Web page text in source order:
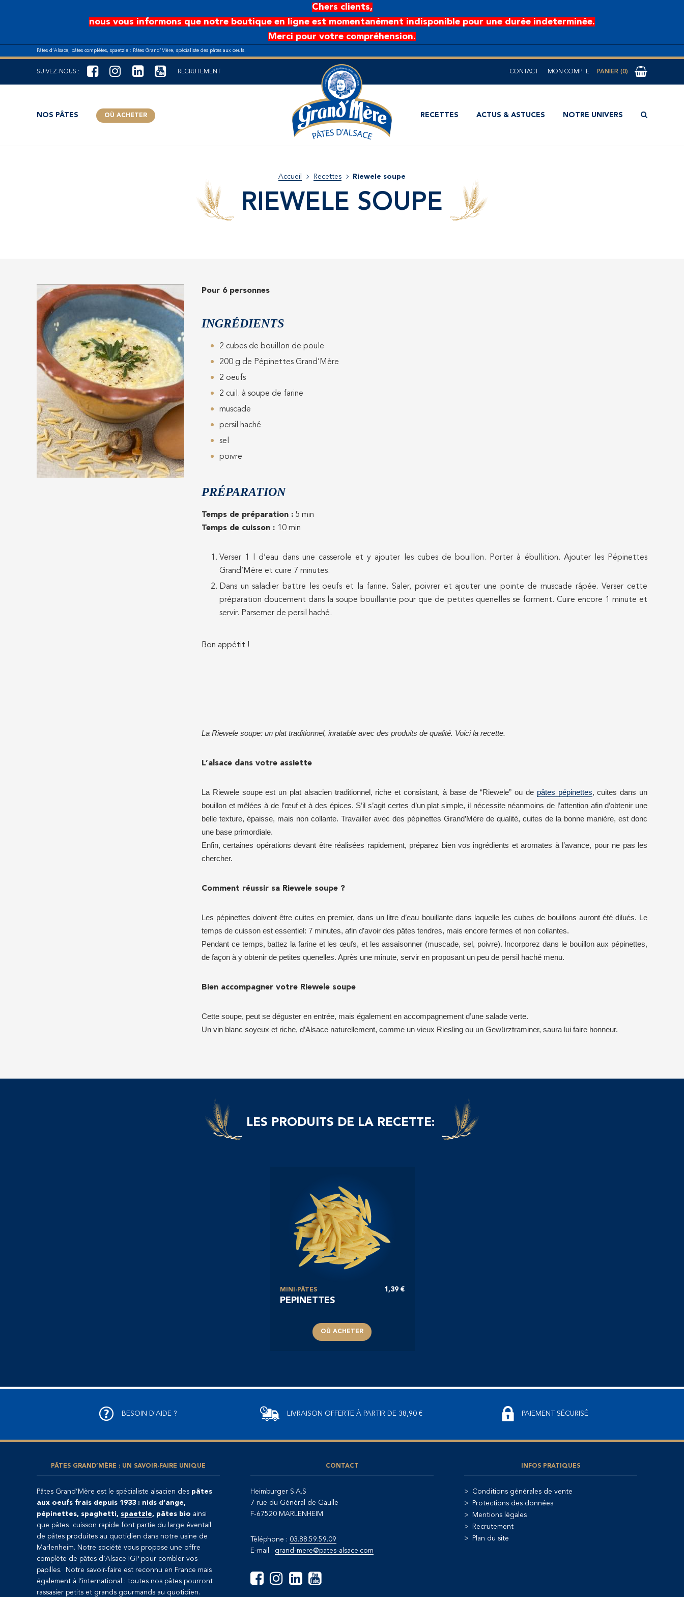
Chers clients,
nous vous informons que notre boutique en ligne est momentanément indisponible pour une durée indeterminée.
Merci pour votre compréhension.
Pâtes d’Alsace, pâtes complètes, spaetzle : Pâtes Grand’Mère, spécialiste des pâtes aux oeufs.
SUIVEZ-NOUS : RECRUTEMENT CONTACT MON COMPTE 0
NOS PÂTES OÙ ACHETER RECETTES ACTUS & ASTUCES NOTRE UNIVERS
Accueil Recettes Riewele soupe
RIEWELE SOUPE
Pour 6 personnes
INGRÉDIENTS
2 cubes de bouillon de poule
200 g de Pépinettes Grand’Mère
2 oeufs
2 cuil. à soupe de farine
muscade
persil haché
sel
poivre
PRÉPARATION
Temps de préparation : 5 min
Temps de cuisson : 10 min
Verser 1 l d’eau dans une casserole et y ajouter les cubes de bouillon. Porter à ébullition. Ajouter les Pépinettes
Grand’Mère et cuire 7 minutes.
Dans un saladier battre les oeufs et la farine. Saler, poivrer et ajouter une pointe de muscade râpée. Verser cette
préparation doucement dans la soupe bouillante pour que de petites quenelles se forment. Cuire encore 1 minute et
servir. Parsemer de persil haché.
Bon appétit !
La Riewele soupe: un plat traditionnel, inratable avec des produits de qualité. Voici la recette.
L’alsace dans votre assiette
La Riewele soupe est un plat alsacien traditionnel, riche et consistant, à base de “Riewele” ou de pâtes pépinettes, cuites dans un
bouillon et mêlées à de l’œuf et à des épices. S’il s’agit certes d’un plat simple, il nécessite néanmoins de l’attention afin d’obtenir une
belle texture, épaisse, mais non collante. Travailler avec des pépinettes Grand’Mère de qualité, cuites de la bonne manière, est donc
une base primordiale.
Enfin, certaines opérations devant être réalisées rapidement, préparez bien vos ingrédients et aromates à l’avance, pour ne pas les
chercher.
Comment réussir sa Riewele soupe ?
Les pépinettes doivent être cuites en premier, dans un litre d’eau bouillante dans laquelle les cubes de bouillons auront été dilués. Le
temps de cuisson est essentiel: 7 minutes, afin d’avoir des pâtes tendres, mais encore fermes et non collantes.
Pendant ce temps, battez la farine et les œufs, et les assaisonner (muscade, sel, poivre). Incorporez dans le bouillon aux pépinettes,
de façon à y obtenir de petites quenelles. Après une minute, servir en proposant un peu de persil haché menu.
Bien accompagner votre Riewele soupe
Cette soupe, peut se déguster en entrée, mais également en accompagnement d’une salade verte.
Un vin blanc soyeux et riche, d’Alsace naturellement, comme un vieux Riesling ou un Gewürztraminer, saura lui faire honneur.
LES PRODUITS DE LA RECETTE:
MINI-PÂTES 1,39 €
PEPINETTES
OÙ ACHETER
BESOIN D'AIDE ? LIVRAISON OFFERTE À PARTIR DE 38,90 € PAIEMENT SÉCURISÉ
PÂTES GRAND’MÈRE : UN SAVOIR-FAIRE UNIQUE
Pâtes Grand’Mère est le spécialiste alsacien des pâtes
aux oeufs frais depuis 1933 : nids d’ange,
pépinettes, spaghetti, spaetzle, pâtes bio ainsi
que pâtes cuisson rapide font partie du large éventail
de pâtes produites au quotidien dans notre usine de
Marlenheim. Notre société vous propose une offre
complète de pâtes d’Alsace IGP pour combler vos
papilles. Notre savoir-faire est reconnu en France mais
également à l’international : toutes nos pâtes pourront
rassasier petits et grands gourmands au quotidien.
CONTACT
Heimburger S.A.S
7 rue du Général de Gaulle
F-67520 MARLENHEIM
Téléphone : 03.88.59.59.09
E-mail : grand-mere@pates-alsace.com
INFOS PRATIQUES
Conditions générales de vente
Protections des données
Mentions légales
Recrutement
Plan du site